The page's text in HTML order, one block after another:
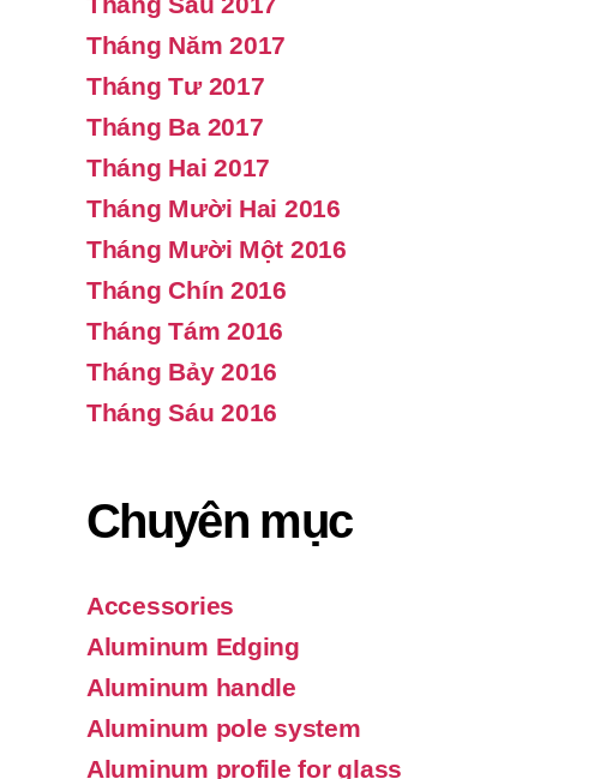
Tháng Năm 2017
Tháng Tư 2017
Tháng Ba 2017
Tháng Hai 2017
Tháng Mười Hai 2016
Tháng Mười Một 2016
Tháng Chín 2016
Tháng Tám 2016
Tháng Bảy 2016
Tháng Sáu 2016
Chuyên mục
Accessories
Aluminum Edging
Aluminum handle
Aluminum pole system
Aluminum profile for glass